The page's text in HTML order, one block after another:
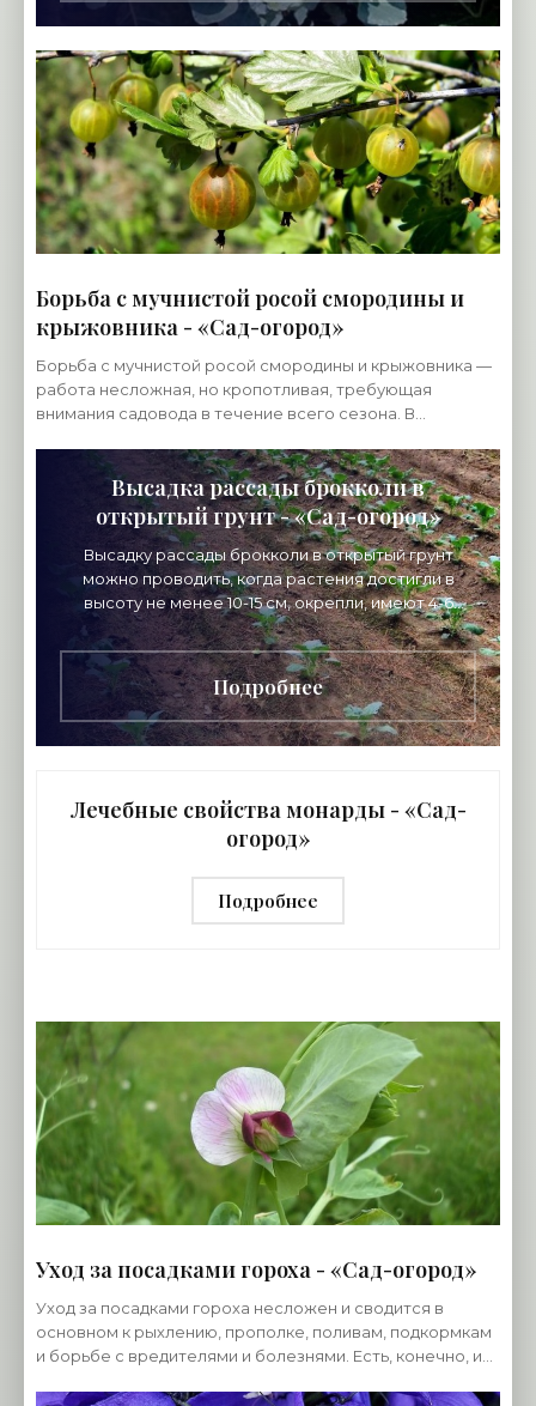
Борьба с мучнистой росой смородины и
крыжовника - «Сад-огород»
Борьба с мучнистой росой смородины и крыжовника —
работа несложная, но кропотливая, требующая
внимания садовода в течение всего сезона. В
Высадка рассады брокколи в
открытый грунт - «Сад-огород»
Высадку рассады брокколи в открытый грунт
можно проводить, когда растения достигли в
высоту не менее 10-15 см, окрепли, имеют 4-6
листочков, погодные условия благоприятствуют,
а рассада в
Подробнее
Лечебные свойства монарды - «Сад-
огород»
Подробнее
Уход за посадками гороха - «Сад-огород»
Уход за посадками гороха несложен и сводится в
основном к рыхлению, прополке, поливам, подкормкам
и борьбе с вредителями и болезнями. Есть, конечно, и